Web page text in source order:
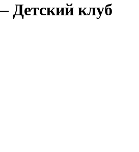
Детский клуб